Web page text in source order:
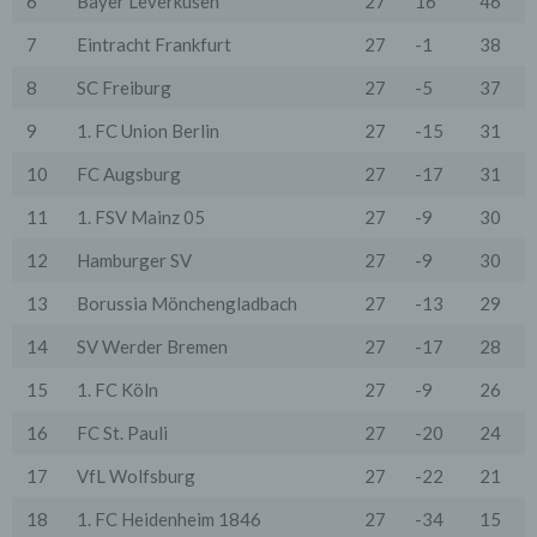
7
Eintracht Frankfurt 27 -1
38
8
SC Freiburg 27 -5
37
9
1. FC Union Berlin 27 -15
31
10
FC Augsburg 27 -17
31
11
1. FSV Mainz 05 27 -9
30
12
Hamburger SV 27 -9
30
13
Borussia Mönchengladbach 27 -13
29
14
SV Werder Bremen 27 -17
28
15
1. FC Köln 27 -9
26
16
FC St. Pauli 27 -20
24
17
VfL Wolfsburg 27 -22
21
18
1. FC Heidenheim 1846 27 -34 15
5. Cookies & Reichweitenmessung
Webserver oder Webservern Dritter an die Web-
Browser der Nutzer übertragen und dort für einen
späteren Abruf gespeichert werden. Über den Einsatz
von Cookies im Rahmen pseudonymer
Reichweitenmessung werden die Nutzer im Rahmen
dieser Datenschutzerklärung informiert.
Die Betrachtung dieses Onlineangebotes ist auch unter
nicht möchten, dass Cookies auf ihrem Rechner
entsprechende Option in den Systemeinstellungen
können in den Systemeinstellungen des Browsers
zu Funktionseinschränkungen dieses Onlineangebotes
Cookies von Unternehmen über die US-amerikanische
Seite http://www.aboutads.info/choices oder die EU-
Seite http://www.youronlinechoices.com/uk/your-ad-
choices/ zu verwalten.